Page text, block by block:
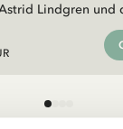
Lindgren und